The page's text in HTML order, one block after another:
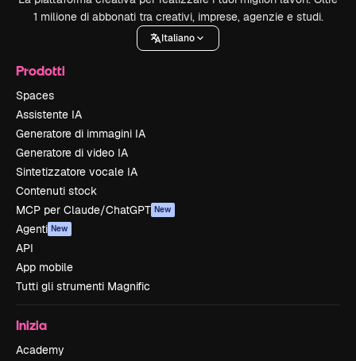
1 milione di abbonati tra creativi, imprese, agenzie e studi.
Italiano
Prodotti
Spaces
Assistente IA
Generatore di immagini IA
Generatore di video IA
Sintetizzatore vocale IA
Contenuti stock
MCP per Claude/ChatGPT New
Agenti New
API
App mobile
Tutti gli strumenti Magnific
Inizia
Academy